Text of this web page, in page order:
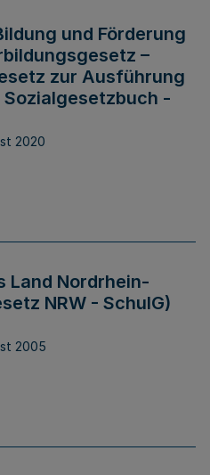
und Förderung
–
zur Ausführung
-
2020
Land Nordrhein-
NRW - SchulG)
2005